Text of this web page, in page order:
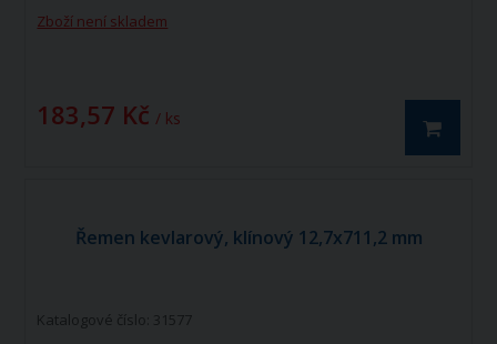
Zboží není skladem
183,57 Kč / ks
Řemen kevlarový, klínový 12,7x711,2 mm
Katalogové číslo: 31577